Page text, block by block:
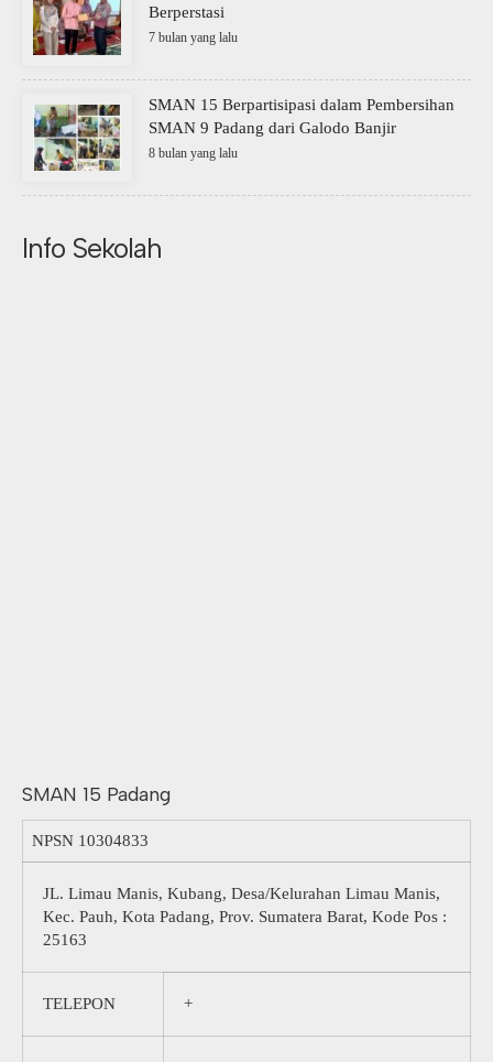
Berperstasi
7 bulan yang lalu
SMAN 15 Berpartisipasi dalam Pembersihan
SMAN 9 Padang dari Galodo Banjir
8 bulan yang lalu
Info Sekolah
SMAN 15 Padang
NPSN 10304833
JL. Limau Manis, Kubang, Desa/Kelurahan Limau Manis,
Kec. Pauh, Kota Padang, Prov. Sumatera Barat, Kode Pos :
25163
TELEPON +